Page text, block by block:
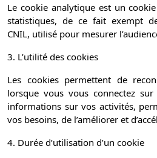
Le cookie analytique est un
statistiques, de ce fait exempt
CNIL, utilisé pour mesurer
3. L’utilité des cookies
Les cookies permettent de
lorsque vous vous connectez
informations sur vos activités,
vos besoins, de l’améliorer et
4. Durée d’utilisation d’un cookie